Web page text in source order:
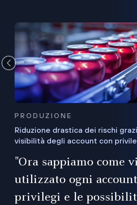
PRODUZIONE
Riduzione drastica dei rischi
visibilità degli account con
"Ora sappiamo come
utilizzato ogni
privilegi e le